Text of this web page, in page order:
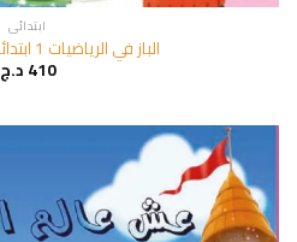
ابتدائي
الباز في الرياضيات 1 ابتدائي (الجيل الثاني)
410د.ج